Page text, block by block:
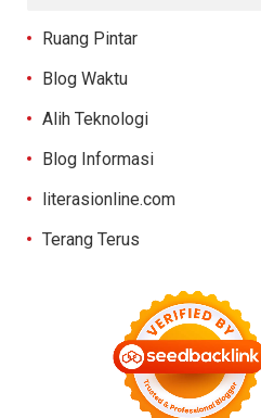
Ruang Pintar
Blog Waktu
Alih Teknologi
Blog Informasi
literasionline.com
Terang Terus